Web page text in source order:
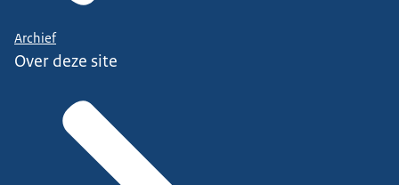
Archief
Over deze site